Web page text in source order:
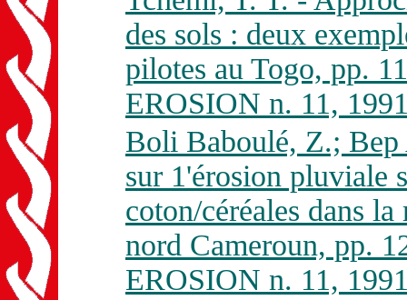
des sols : deux
pilotes au Togo, pp.
EROSION n. 11,
Boli Baboulé, Z.; Bep
sur 1'érosion pluviale
coton/céréales dans
nord Cameroun, pp.
EROSION n. 11,